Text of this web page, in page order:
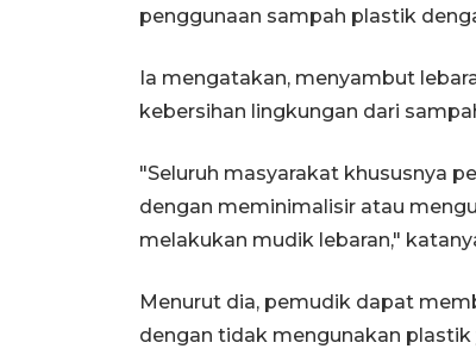
penggunaan sampah plastik
Ia mengatakan, menyambut
kebersihan lingkungan dari
"Seluruh masyarakat khususnya
dengan meminimalisir atau
melakukan mudik lebaran,"
Menurut dia, pemudik dapat
dengan tidak mengunakan